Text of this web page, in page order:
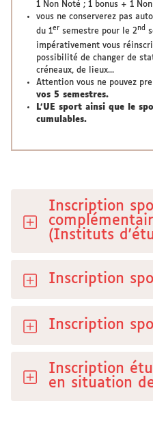
1 Non Noté ; 1 bonus + 1
vous ne conserverez pas
du 1er semestre pour le 2nd
impérativement vous
possibilité de changer de
créneaux, de lieux...
Attention vous ne pouvez
vos 5 semestres.
L'UE sport ainsi que le
cumulables.
Inscription
(Instituts
Inscription
Inscription
Inscription
en situation